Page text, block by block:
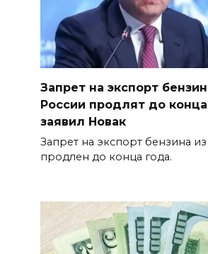
Запрет на экспорт
России продлят до
заявил Новак
Запрет на экспорт бензина
продлен до конца года.